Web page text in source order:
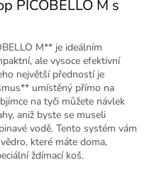
PICOBELLO M s
M** je ideálním
ale vysoce efektivní
největší předností je
umístěný přímo na
na tyči můžete návlek
aniž byste se museli
vodě. Tento systém vám
které máte doma,
ždímací koš.